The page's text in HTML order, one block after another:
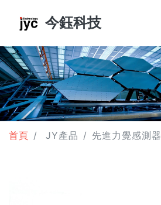
今鈺科技
首頁 JY產品 先進力覺感測器